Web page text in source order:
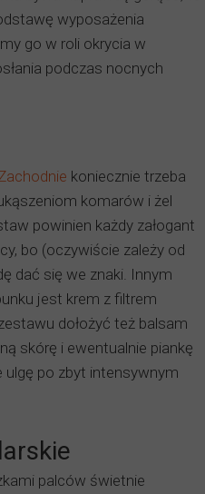
wyposażenia
go w roli okrycia w
podczas nocnych
koniecznie trzeba
komarów i żel
powinien każdy załogant
bo (oczywiście zależy od
dać się we znaki. Innym
jest krem z filtrem
dołożyć też balsam
skórę i ewentualnie piankę
ulgę po zbyt intensywnym
palców świetnie